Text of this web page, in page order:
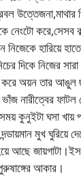
উত্তেজনা,মাথার
নেংটো করে,সেসব
হারিয়ে
দিকে নিজের সারা
অয়ন তার আঙুল
নারীত্বের
কুনুইটা ঘসা খায়
মুখ ঘুরিয়ে
আছে
আকার।